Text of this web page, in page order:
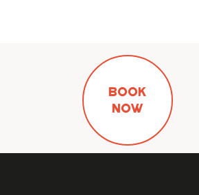
BOOK
NOW